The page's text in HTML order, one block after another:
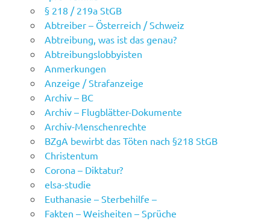
§ 218 / 219a StGB
Abtreiber – Österreich / Schweiz
Abtreibung, was ist das genau?
Abtreibungslobbyisten
Anmerkungen
Anzeige / Strafanzeige
Archiv – BC
Archiv – Flugblätter-Dokumente
Archiv-Menschenrechte
BZgA bewirbt das Töten nach §218 StGB
Christentum
Corona – Diktatur?
elsa-studie
Euthanasie – Sterbehilfe –
Fakten – Weisheiten – Sprüche